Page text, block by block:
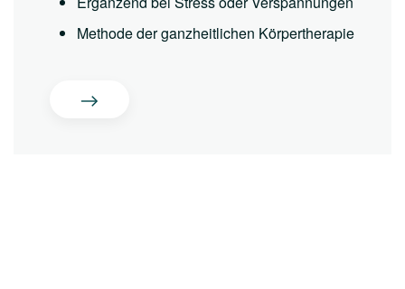
Methode der ganzheitlichen Körpertherapie